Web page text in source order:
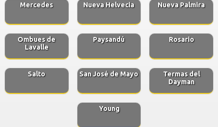
Mercedes Nueva Helvecia Nueva Palmira
Ombues de
Lavalle
Paysandú Rosario
Salto San José de Mayo
Termas del
Dayman
Young